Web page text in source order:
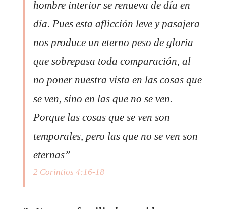
hombre interior se renueva de día en
día. Pues esta aflicción leve y pasajera
nos produce un eterno peso de gloria
que sobrepasa toda comparación, al
no poner nuestra vista en las cosas que
se ven, sino en las que no se ven.
Porque las cosas que se ven son
temporales, pero las que no se ven son
eternas”
2 Corintios 4:16-18